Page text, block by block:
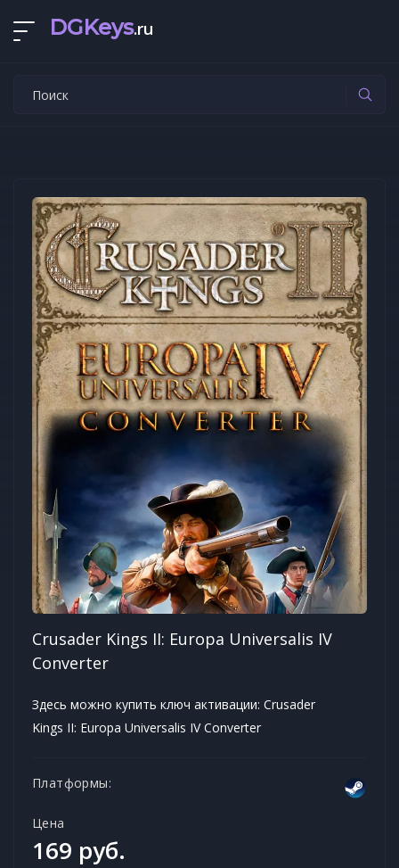
DGKeys.ru
Crusader Kings II: Europa Universalis IV
Converter
Здесь можно купить ключ активации: Crusader
Kings II: Europa Universalis IV Converter
Платформы:
Цена
169 руб.